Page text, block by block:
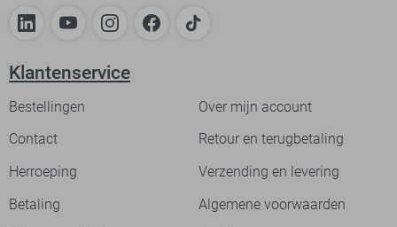
Klantenservice
Bestellingen
Over mijn account
Contact
Retour en terugbetaling
Herroeping
Verzending en levering
Betaling
Algemene voorwaarden